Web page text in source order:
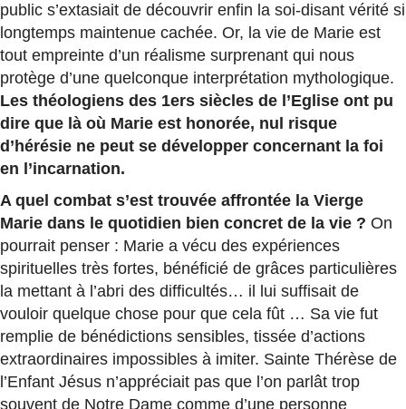
public s’extasiait de découvrir enfin la soi-disant vérité si
longtemps maintenue cachée. Or, la vie de Marie est
tout empreinte d’un réalisme surprenant qui nous
protège d’une quelconque interprétation mythologique.
Les théologiens des 1ers siècles de l’Eglise ont pu
dire que là où Marie est honorée, nul risque
d’hérésie ne peut se développer concernant la foi
en l’incarnation.
A quel combat s’est trouvée affrontée la Vierge
Marie dans le quotidien bien concret de la vie ? On
pourrait penser : Marie a vécu des expériences
spirituelles très fortes, bénéficié de grâces particulières
la mettant à l’abri des difficultés… il lui suffisait de
vouloir quelque chose pour que cela fût … Sa vie fut
remplie de bénédictions sensibles, tissée d’actions
extraordinaires impossibles à imiter. Sainte Thérèse de
l’Enfant Jésus n’appréciait pas que l’on parlât trop
souvent de Notre Dame comme d’une personne